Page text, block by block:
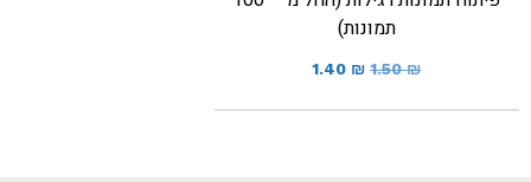
תמונות)
1.50₪
1.40 ₪